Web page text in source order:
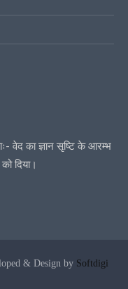
वेद का ज्ञान सृष्टि के आरम्भ
दिया।
& Design by Softdigi